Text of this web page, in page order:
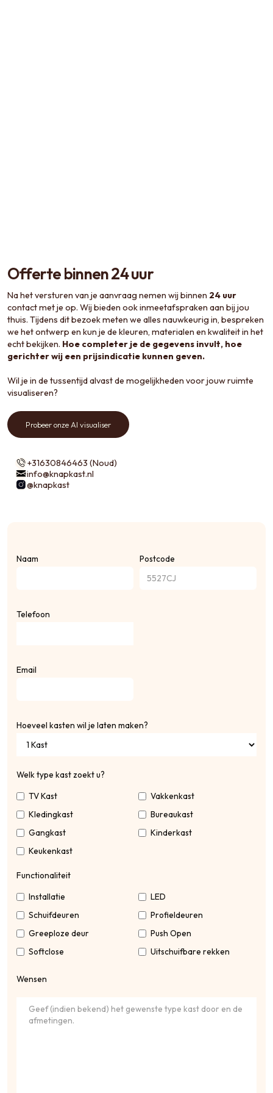
Offerte binnen 24 uur
Na het versturen van je aanvraag nemen wij binnen 24 uur
contact met je op. Wij bieden ook inmeetafspraken aan bij jou
thuis. Tijdens dit bezoek meten we alles nauwkeurig in, bespreken
we het ontwerp en kun je de kleuren, materialen en kwaliteit in het
echt bekijken. Hoe completer je de gegevens invult, hoe
gerichter wij een prijsindicatie kunnen geven.
Wil je in de tussentijd alvast de mogelijkheden voor jouw ruimte
visualiseren?
Probeer onze AI visualiser
+31630846463 (Noud)
info@knapkast.nl
@knapkast
Naam
Telefoon
Email
Postcode
Hoeveel kasten wil je laten maken?
Welk type kast zoekt u?
TV Kast
Vakkenkast
Kledingkast
Bureaukast
Gangkast
Kinderkast
Keukenkast
Functionaliteit
Installatie
LED
Schuifdeuren
Profieldeuren
Greeploze deur
Push Open
Softclose
Uitschuifbare rekken
Wensen